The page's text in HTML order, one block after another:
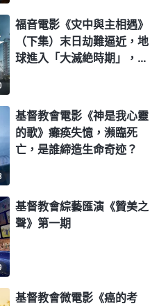
福音電影《灾中與主相遇》
（下集）末日劫難逼近，地
球進入「大滅絶時期」，人
基督教會電影《神是我心靈
的歌》癱痪失憶，瀕臨死
亡，是誰締造生命奇迹？
基督教會綜藝匯演《贊美之
聲》第一期
基督教會微電影《癌的考